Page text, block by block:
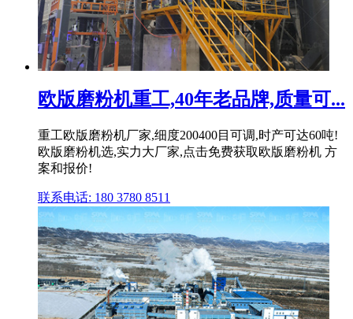
欧版磨粉机重工,40年老品牌,质量可...
重工欧版磨粉机厂家,细度200400目可调,时产可达60吨!
欧版磨粉机选,实力大厂家,点击免费获取欧版磨粉机 方
案和报价!
联系电话: 180 3780 8511